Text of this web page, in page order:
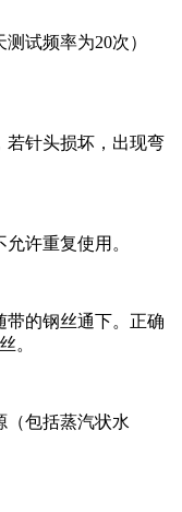
试频率为20次）
针头损坏，出现弯
许重复使用。
的钢丝通下。正确
。
包括蒸汽状水